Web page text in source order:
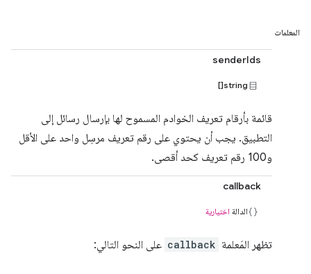
المعلمات
senderIds
string[]
قائمة بأرقام تعريف الخوادم المسموح لها بإرسال رسائل إلى
التطبيق. يجب أن يحتوي على رقم تعريف مرسِل واحد على الأقل
و100 رقم تعريف كحد أقصى.
callback
الدالة اختيارية
تظهر المَعلمة callback على النحو التالي: